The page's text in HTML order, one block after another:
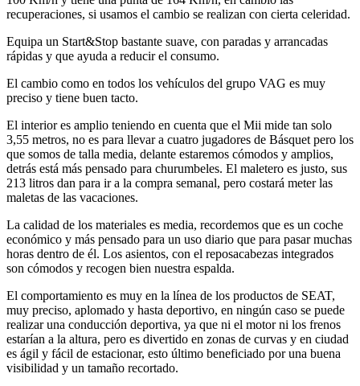
recuperaciones, si usamos el cambio se realizan con cierta celeridad.
Equipa un Start&Stop bastante suave, con paradas y arrancadas
rápidas y que ayuda a reducir el consumo.
El cambio como en todos los vehículos del grupo VAG es muy
preciso y tiene buen tacto.
El interior es amplio teniendo en cuenta que el Mii mide tan solo
3,55 metros, no es para llevar a cuatro jugadores de Básquet pero los
que somos de talla media, delante estaremos cómodos y amplios,
detrás está más pensado para churumbeles. El maletero es justo, sus
213 litros dan para ir a la compra semanal, pero costará meter las
maletas de las vacaciones.
La calidad de los materiales es media, recordemos que es un coche
económico y más pensado para un uso diario que para pasar muchas
horas dentro de él. Los asientos, con el reposacabezas integrados
son cómodos y recogen bien nuestra espalda.
El comportamiento es muy en la línea de los productos de SEAT,
muy preciso, aplomado y hasta deportivo, en ningún caso se puede
realizar una conducción deportiva, ya que ni el motor ni los frenos
estarían a la altura, pero es divertido en zonas de curvas y en ciudad
es ágil y fácil de estacionar, esto último beneficiado por una buena
visibilidad y un tamaño recortado.